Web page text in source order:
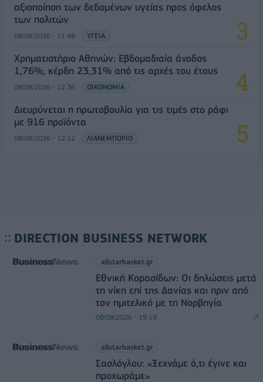
αξιοποίηση των δεδομένων υγείας προς όφελος
των πολιτών
08/08/2026 - 11:48 ΥΓΕΙΑ
Χρηματιστήριο Αθηνών: Εβδομαδιαία άνοδος
1,76%, κέρδη 23,31% από τις αρχές του έτους
08/08/2026 - 12:36 ΟΙΚΟΝΟΜΙΑ
Διευρύνεται η πρωτοβουλία για τις τιμές στο ράφι
με 916 προϊόντα
08/08/2026 - 12:12 ΛΙΑΝΕΜΠΟΡΙΟ
DIRECTION BUSINESS NETWORK
allstarbasket.gr
Εθνική Κορασίδων: Οι δηλώσεις μετά
τη νίκη επί της Δανίας και πριν από
τον ημιτελικό με τη Νορβηγία
08/08/2026 - 19:19
allstarbasket.gr
Σασλόγλου: «Ξεχνάμε ό,τι έγινε και
προχωράμε»